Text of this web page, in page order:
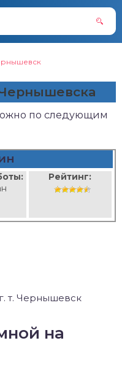
по следующим
Рейтинг:
т. Чернышевск
на